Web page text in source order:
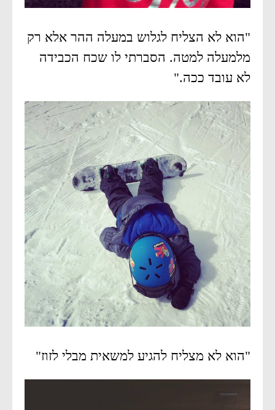
"הוא לא הצליח לגלוש במעלה ההר אלא רק
מלמעלה למטה. הסברתי לו שכח הכבידה
לא עובד ככה."
"הוא לא מצליח להגיע למשאית מבלי לזוז"